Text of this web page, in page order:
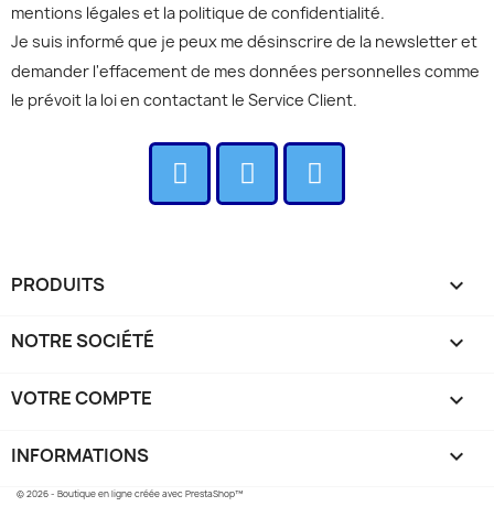
mentions légales et la politique de confidentialité.
Je suis informé que je peux me désinscrire de la newsletter et
demander l'effacement de mes données personnelles comme
le prévoit la loi en contactant le Service Client.
PRODUITS 
NOTRE SOCIÉTÉ 
VOTRE COMPTE 
INFORMATIONS keyboard_arrow_down
© 2026 - Boutique en ligne créée avec PrestaShop™